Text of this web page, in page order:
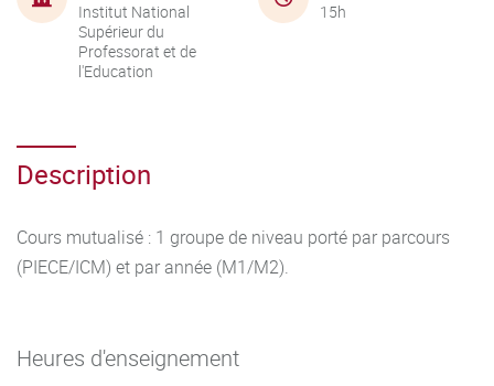
Institut National
Supérieur du
Professorat et de
l'Education
15h
Description
Cours mutualisé : 1 groupe de niveau porté par parcours
(PIECE/ICM) et par année (M1/M2).
Heures d'enseignement